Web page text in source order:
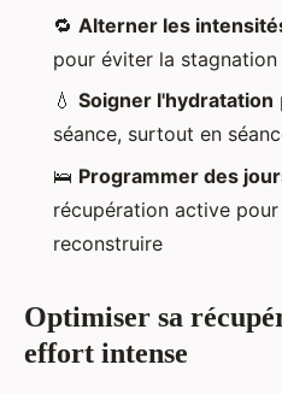
🔁 Alterner les
pour éviter la stagnation
💧 Soigner l'hydratation
séance, surtout en
🛌 Programmer des
récupération active
reconstruire
Optimiser sa
effort intense